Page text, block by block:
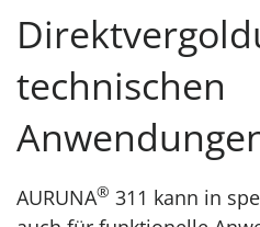
technischen
AURUNA® 311 kann in